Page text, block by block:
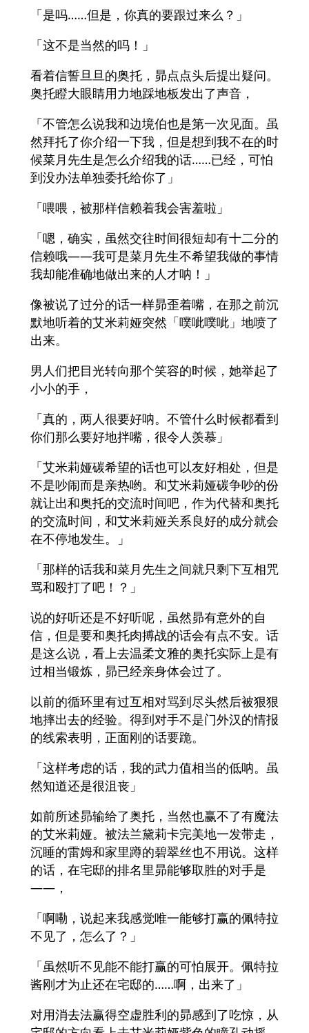
「是吗……但是，你真的要跟过来么？」
「这不是当然的吗！」
看着信誓旦旦的奥托，昴点点头后提出疑问。
奥托瞪大眼睛用力地踩地板发出了声音，
「不管怎么说我和边境伯也是第一次见面。虽
然拜托了你介绍一下我，但是想到我不在的时
候菜月先生是怎么介绍我的话……已经，可怕
到没办法单独委托给你了」
「喂喂，被那样信赖着我会害羞啦」
「嗯，确实，虽然交往时间很短却有十二分的
信赖哦——我可是菜月先生不希望我做的事情
我却能准确地做出来的人才呐！」
像被说了过分的话一样昴歪着嘴，在那之前沉
默地听着的艾米莉娅突然「噗呲噗呲」地喷了
出来。
男人们把目光转向那个笑容的时候，她举起了
小小的手，
「真的，两人很要好呐。不管什么时候都看到
你们那么要好地拌嘴，很令人羡慕」
「艾米莉娅碳希望的话也可以友好相处，但是
不是吵闹而是亲热哟。和艾米莉娅碳争吵的份
就让出和奥托的交流时间吧，作为代替和奥托
的交流时间，和艾米莉娅关系良好的成分就会
在不停地发生。」
「那样的话我和菜月先生之间就只剩下互相咒
骂和殴打了吧！？」
说的好听还是不好听呢，虽然昴有意外的自
信，但是要和奥托肉搏战的话会有点不安。话
是这么说，看上去温柔文雅的奥托实际上是有
过相当锻炼，昴已经亲身体会过了。
以前的循环里有过互相对骂到尽头然后被狠狠
地摔出去的经验。得到对手不是门外汉的情报
的线索表明，正面刚的话要跪。
「这样考虑的话，我的武力值相当的低呐。虽
然知道还是很沮丧」
如前所述昴输给了奥托，当然也赢不了有魔法
的艾米莉娅。被法兰黛莉卡完美地一发带走，
沉睡的雷姆和家里蹲的碧翠丝也不用说。这样
的话，在宅邸的排名里昴能够取胜的对手是
——，
「啊嘞，说起来我感觉唯一能够打赢的佩特拉
不见了，怎么了？」
「虽然听不见能不能打赢的可怕展开。佩特拉
酱刚才为止还在宅邸的……啊，出来了」
对用消去法赢得空虚胜利的昴感到了吃惊，从